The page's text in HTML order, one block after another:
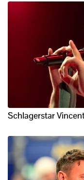
Schlagerstar